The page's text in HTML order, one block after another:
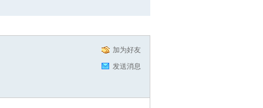
加为好友
发送消息